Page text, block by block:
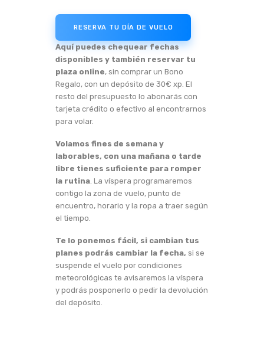
RESERVA TU DÍA DE VUELO
Aquí puedes chequear fechas
disponibles y también reservar tu
plaza online, sin comprar un Bono
Regalo, con un depósito de 30€ xp. El
resto del presupuesto lo abonarás con
tarjeta crédito o efectivo al encontrarnos
para volar.
Volamos fines de semana y
laborables, con una mañana o tarde
libre tienes suficiente para romper
la rutina . La víspera programaremos
contigo la zona de vuelo, punto de
encuentro, horario y la ropa a traer según
el tiempo.
Te lo ponemos fácil, si cambian tus
planes podrás cambiar la fecha, si se
suspende el vuelo por condiciones
meteorológicas te avisaremos la víspera
y podrás posponerlo o pedir la devolución
del depósito.